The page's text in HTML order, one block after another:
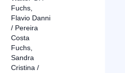
Fuchs,
Flavio Danni
/ Pereira
Costa
Fuchs,
Sandra
Cristina /